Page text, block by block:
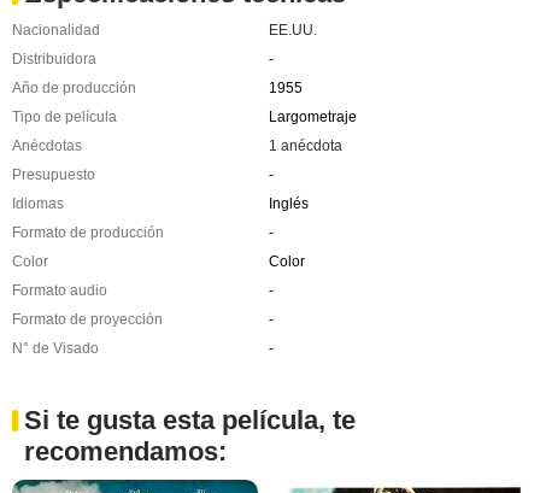
Nacionalidad
EE.UU.
Distribuidora
-
Año de producción
1955
Tipo de película
Largometraje
Anécdotas
1 anécdota
Presupuesto
-
Idiomas
Inglés
Formato de producción
-
Color
Color
Formato audio
-
Formato de proyección
-
N° de Visado
-
Si te gusta esta película, te
recomendamos: